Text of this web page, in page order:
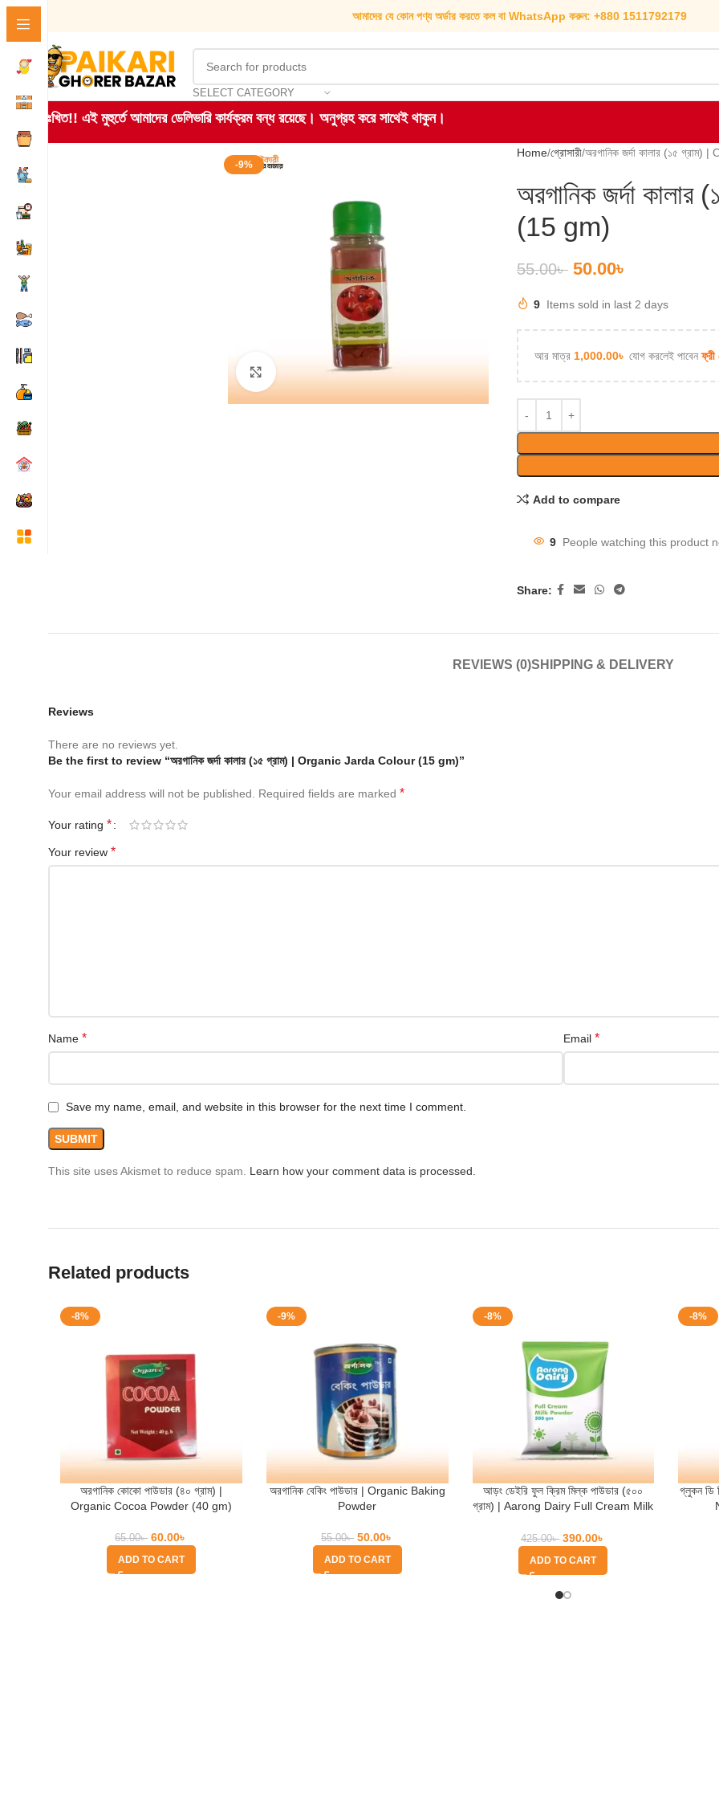
আমাদের যে কোন পণ্য অর্ডার করতে কল বা WhatsApp করুন: +880 1511792179
SELECT CATEGORY
দুঃখিত!! এই মুহুর্তে আমাদের ডেলিভারি কার্যক্রম বন্ধ রয়েছে। অনুগ্রহ করে সাথেই থাকুন।
-9%
Click to enlarge
Home গ্রোসারী অরগানিক জর্দা কালার (১৫
অরগানিক জর্দা
(15 gm)
55.00৳ 50.00৳
9 Items sold in last 2 days
আর মাত্র 1,000.00৳ যোগ করলেই পাবেনফ্রী
Add to compare
9 People watching this product
Share:
REVIEWS (0)SHIPPING & DELIVERY
Reviews
There are no reviews yet.
Be the first to review “অরগানিক জর্দা কালার (১৫ গ্রাম) | Organic Jarda Colour (15 gm)”
Your email address will not be published. Required fields are marked *
Your rating *
Your review *
Name * Email *
Save my name, email, and website in this browser for the next time I comment.
This site uses Akismet to reduce spam. Learn how your comment data is processed.
Related products
-8%
অরগানিক কোকো পাউডার (৪০ গ্রাম) |
Organic Cocoa Powder (40 gm)
65.00৳ 60.00৳
ADD TO CART
-9%
অরগানিক বেকিং পাউডার | Organic Baking
Powder
55.00৳ 50.00৳
ADD TO CART
-8%
আড়ং ডেইরি ফুল ক্রিম মিল্ক পাউডার (৫০০
গ্রাম) | Aarong Dairy Full Cream Milk
425.00৳ 390.00৳
ADD TO CART
-8%
গ্লুকন ডি